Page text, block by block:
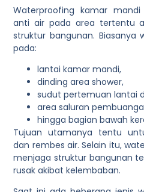
Waterproofing kamar
anti air pada area tertentu
struktur bangunan. Biasanya
pada:
lantai kamar mandi,
dinding area shower,
sudut pertemuan lantai
area saluran
hingga bagian bawah
Tujuan utamanya tentu
dan rembes air. Selain itu,
menjaga struktur bangunan
rusak akibat kelembaban.